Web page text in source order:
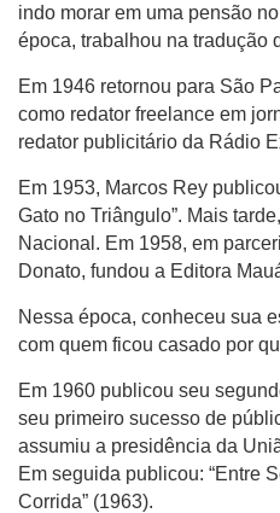
indo morar em uma pensão
época, trabalhou na tradução
Em 1946 retornou para São
como redator freelance em
redator publicitário da Rádio
Em 1953, Marcos Rey
Gato no Triângulo”. Mais
Nacional. Em 1958, em
Donato, fundou a Editora
Nessa época, conheceu sua
com quem ficou casado por
Em 1960 publicou seu
seu primeiro sucesso de
assumiu a presidência da
Em seguida publicou: “Entre
Corrida” (1963).